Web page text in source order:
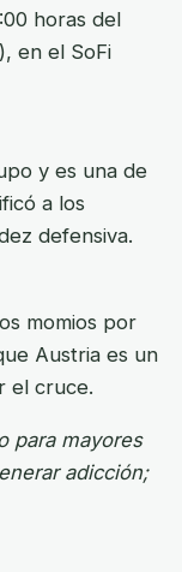
horas del
en el SoFi
y es una de
a los
defensiva.
momios por
Austria es un
el cruce.
para mayores
adicción;